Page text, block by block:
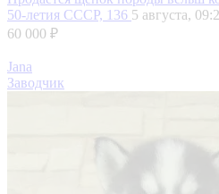
50-летия СССР, 136 5 августа,
60 000 ₽
Jana
Заводчик